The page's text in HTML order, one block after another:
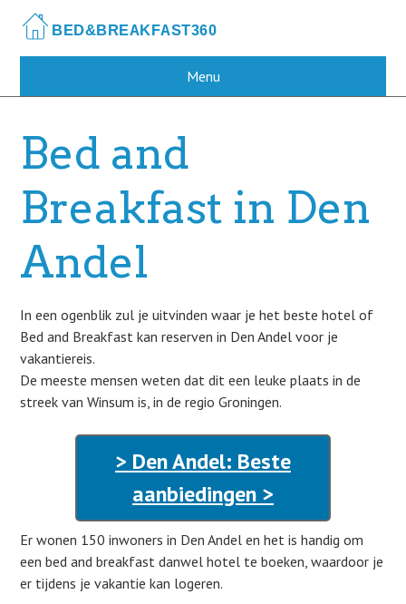
main
Menu
Bed and
Breakfast in Den
Andel
In een ogenblik zul je uitvinden waar je het beste hotel of
Bed and Breakfast kan reserven in Den Andel voor je
vakantiereis.
De meeste mensen weten dat dit een leuke plaats in de
streek van Winsum is, in de regio Groningen.
> Den Andel: Beste
aanbiedingen >
Er wonen 150 inwoners in Den Andel en het is handig om
een bed and breakfast danwel hotel te boeken, waardoor je
er tijdens je vakantie kan logeren.